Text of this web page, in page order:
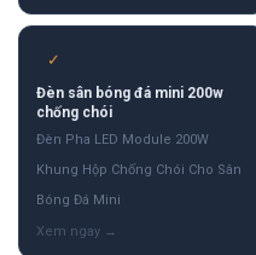
✓
Đèn sân bóng đá mini 200w
chống chói
Đèn Pha LED Module 200W
Khung Hộp Chống Chói Cho Sân
Bóng Đá Mini